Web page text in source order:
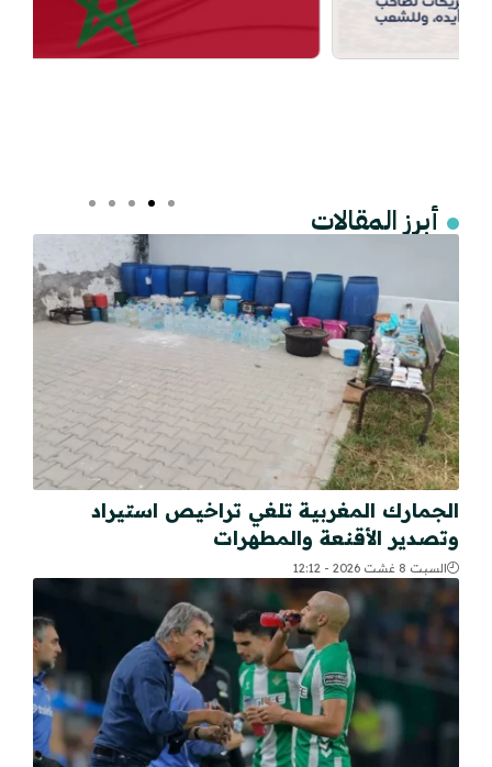
أبرز المقالات
الجمارك المغربية تلغي تراخيص استيراد
وتصدير الأقنعة والمطهرات
السبت 8 غشت 2026 - 12:12